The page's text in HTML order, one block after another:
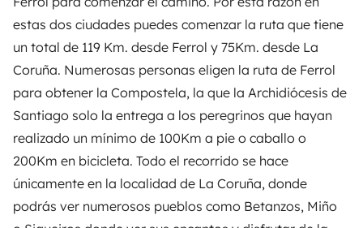
estas dos ciudades puedes comenzar la ruta que tiene
un total de 119 Km. desde Ferrol y 75Km. desde La
Coruña. Numerosas personas eligen la ruta de Ferrol
para obtener la Compostela, la que la Archidiócesis de
Santiago solo la entrega a los peregrinos que hayan
realizado un mínimo de 100Km a pie o caballo o
200Km en bicicleta. Todo el recorrido se hace
únicamente en la localidad de La Coruña, donde
podrás ver numerosos pueblos como Betanzos, Miño